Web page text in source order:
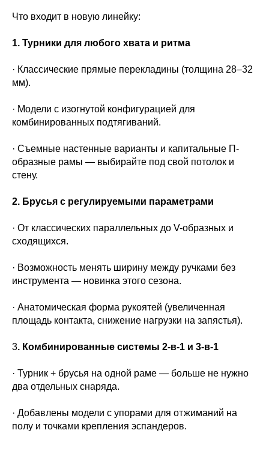
Что входит в новую линейку:
1. Турники для любого хвата и ритма
· Классические прямые перекладины (толщина 28–32
мм).
· Модели с изогнутой конфигурацией для
комбинированных подтягиваний.
· Съемные настенные варианты и капитальные П-
образные рамы — выбирайте под свой потолок и
стену.
2. Брусья с регулируемыми параметрами
· От классических параллельных до V-образных и
сходящихся.
· Возможность менять ширину между ручками без
инструмента — новинка этого сезона.
· Анатомическая форма рукоятей (увеличенная
площадь контакта, снижение нагрузки на запястья).
3. Комбинированные системы 2-в-1 и 3-в-1
· Турник + брусья на одной раме — больше не нужно
два отдельных снаряда.
· Добавлены модели с упорами для отжиманий на
полу и точками крепления эспандеров.